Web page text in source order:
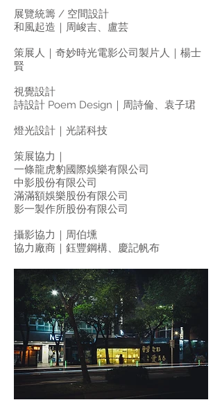
展覽統籌 / 空間設計
和風起造｜周峻吉、盧芸
策展人｜奇妙時光電影公司製片人｜楊士
賢
視覺設計
詩設計 Poem Design｜周詩倫、袁子珺
燈光設計｜光諾科技
策展協力｜
一條龍虎豹國際娛樂有限公司
中影股份有限公司
滿滿額娛樂股份有限公司
影一製作所股份有限公司
攝影協力｜周伯壎
協力廠商｜鈺豐鋼構、慶記帆布